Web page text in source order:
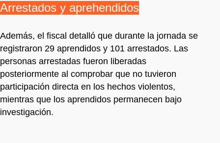
Arrestados y aprehendidos
Además, el fiscal detalló que durante la jornada se
registraron 29 aprendidos y 101 arrestados. Las
personas arrestadas fueron liberadas
posteriormente al comprobar que no tuvieron
participación directa en los hechos violentos,
mientras que los aprendidos permanecen bajo
investigación.